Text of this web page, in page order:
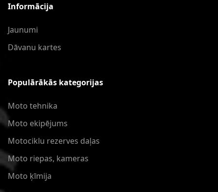
Informācija
Jaunumi
Dāvanu kartes
Populārākās kategorijas
Moto tehnika
Moto ekipējums
Motociklu rezerves daļas
Moto riepas, kameras
Moto ķīmija